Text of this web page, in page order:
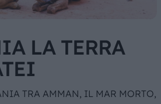
LA TERRA
TRA AMMAN, IL MAR MORTO,